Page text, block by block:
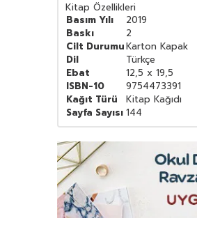
Kitap Özellikleri
Basım Yılı
2019
Baskı
2
Cilt DurumuKarton Kapak
Dil
Türkçe
Ebat
12,5 x 19,5
ISBN-10
9754473391
Kağıt Türü
Kitap Kağıdı
Sayfa Sayısı 144